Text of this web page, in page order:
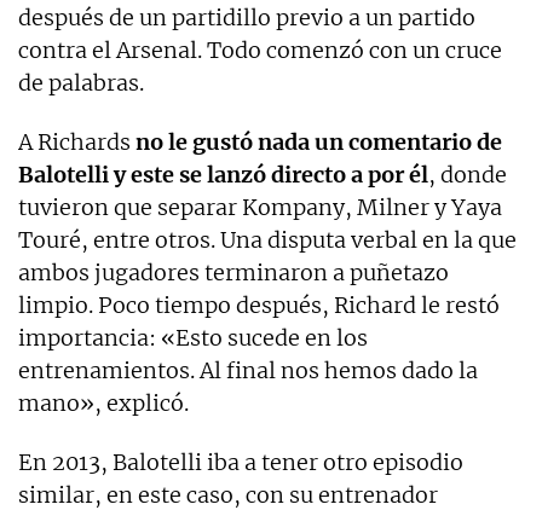
después de un partidillo previo a un partido
contra el Arsenal. Todo comenzó con un cruce
de palabras.
A Richards no le gustó nada un comentario de
Balotelli y este se lanzó directo a por él, donde
tuvieron que separar Kompany, Milner y Yaya
Touré, entre otros. Una disputa verbal en la que
ambos jugadores terminaron a puñetazo
limpio. Poco tiempo después, Richard le restó
importancia: «Esto sucede en los
entrenamientos. Al final nos hemos dado la
mano», explicó.
En 2013, Balotelli iba a tener otro episodio
similar, en este caso, con su entrenador